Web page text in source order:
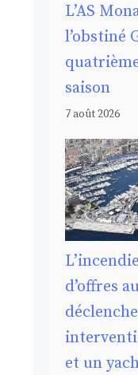
L’AS
l’obstiné
saison
7 août 2026
d’offres
et un